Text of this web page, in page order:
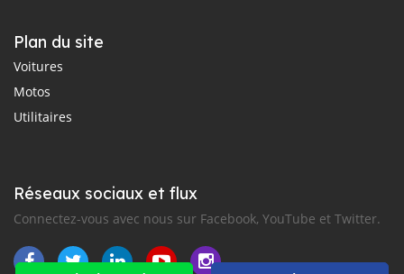
Plan du site
Voitures
Motos
Utilitaires
Réseaux sociaux et flux
Connectez-vous avec nous sur Facebook, YouTube et Twitter.